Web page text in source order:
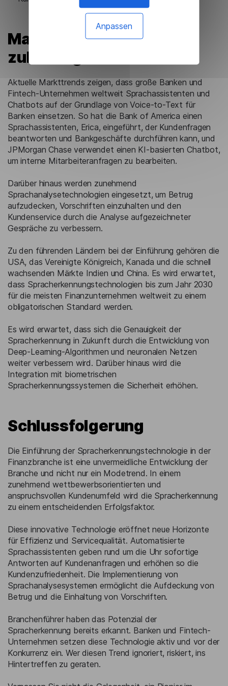
Anpassen
Marktanalyse und
zukünftige Trends
Aktuelle Markttrends zeigen, dass große Banken und
Fintech-Unternehmen weltweit Sprachassistenten und
Chatbots auf der Grundlage von Voice-to-Text für
Banken einsetzen. So hat die Bank of America einen
Sprachassistenten, Erica, eingeführt, der Kundenfragen
beantworten und Bankgeschäfte durchführen kann, und
JPMorgan Chase verwendet einen KI-basierten Chatbot,
um interne Mitarbeiteranfragen zu bearbeiten.
Darüber hinaus werden zunehmend
Sprachanalysetechnologien eingesetzt, um Betrug
aufzudecken, Vorschriften einzuhalten und den
Kundenservice durch die Analyse aufgezeichneter
Gespräche zu verbessern.
Zu den führenden Ländern bei der Einführung gehören die
USA, das Vereinigte Königreich, Kanada und die schnell
wachsenden Märkte Indien und China. Es wird erwartet,
dass Spracherkennungstechnologien bis zum Jahr 2030
für die meisten Finanzunternehmen weltweit zu einem
obligatorischen Standard werden.
Es wird erwartet, dass sich die Genauigkeit der
Spracherkennung in Zukunft durch die Entwicklung von
Deep-Learning-Algorithmen und neuronalen Netzen
weiter verbessern wird. Darüber hinaus wird die
Integration mit biometrischen
Spracherkennungssystemen die Sicherheit erhöhen.
Schlussfolgerung
Die Einführung der Spracherkennungstechnologie in der
Finanzbranche ist eine unvermeidliche Entwicklung der
Branche und nicht nur ein Modetrend. In einem
zunehmend wettbewerbsorientierten und
anspruchsvollen Kundenumfeld wird die Spracherkennung
zu einem entscheidenden Erfolgsfaktor.
Diese innovative Technologie eröffnet neue Horizonte
für Effizienz und Servicequalität. Automatisierte
Sprachassistenten geben rund um die Uhr sofortige
Antworten auf Kundenanfragen und erhöhen so die
Kundenzufriedenheit. Die Implementierung von
Sprachanalysesystemen ermöglicht die Aufdeckung von
Betrug und die Einhaltung von Vorschriften.
Branchenführer haben das Potenzial der
Spracherkennung bereits erkannt. Banken und Fintech-
Unternehmen setzen diese Technologie aktiv und vor der
Konkurrenz ein. Wer diesen Trend ignoriert, riskiert, ins
Hintertreffen zu geraten.